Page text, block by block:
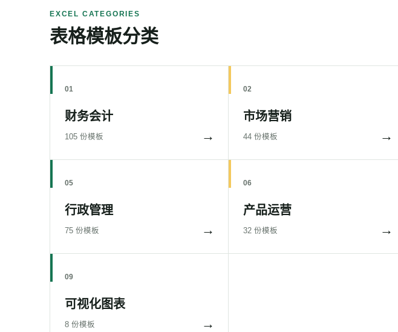
EXCEL CATEGORIES
表格模板分类
01
财务会计
105 份模板 →
02
市场营销
44 份模板 →
05
行政管理
75 份模板 →
06
产品运营
32 份模板 →
09
可视化图表
8 份模板 →